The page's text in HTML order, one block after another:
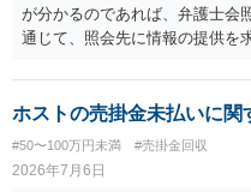
が分かるのであれば、弁護士会
通じて、照会先に情報の提供を
座名義人の身元が明らかになっ
める書面を送るという方法が考
用する場合には、弁護士への
います。 また、書面を送って
ん。 さらに、相手方が連絡を
ホストの売掛金未払いに関
#50〜100万円未満 #売掛金回収
2026年7月6日